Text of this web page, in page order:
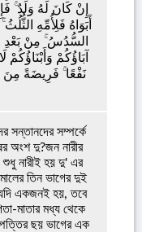
إِنْ كَانَ لَهُ وَلَدٌ
أَبَوَاهُ فَلِأُمِّهِ
السُّدُسُ ۚ مِنْ بَعْدِ
آبَاؤُكُمْ
نَفْعًا ۚ فَرِيضَةً مِنَ
সন্তানদের সম্পর্কে
অংশ দু?জন নারীর
নারীই হয় দু' এর
তিন ভাগের দুই
একজনই হয়, তবে
মাতার মধ্য থেকে
ছয় ভাগের এক